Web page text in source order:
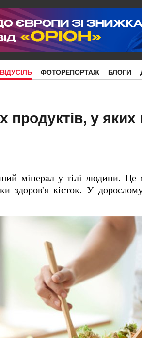
ФОТОРЕПОРТАЖ БЛОГИ
продуктів, у яких
мінерал у тілі людини. Це
здоров'я кісток. У